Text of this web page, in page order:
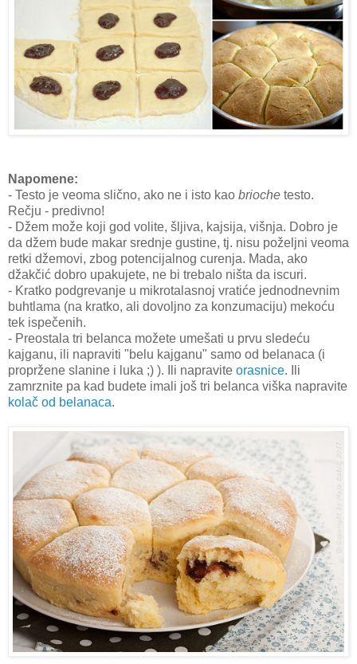
Napomene:
- Testo je veoma slično, ako ne i isto kao brioche testo.
Rečju - predivno!
- Džem može koji god volite, šljiva, kajsija, višnja. Dobro je
da džem bude makar srednje gustine, tj. nisu poželjni veoma
retki džemovi, zbog potencijalnog curenja. Mada, ako
džakčić dobro upakujete, ne bi trebalo ništa da iscuri.
- Kratko podgrevanje u mikrotalasnoj vratiće jednodnevnim
buhtlama (na kratko, ali dovoljno za konzumaciju) mekoću
tek ispečenih.
- Preostala tri belanca možete umešati u prvu sledeću
kajganu, ili napraviti "belu kajganu" samo od belanaca (i
propržene slanine i luka ;) ). Ili napravite orasnice. Ili
zamrznite pa kad budete imali još tri belanca viška napravite
kolač od belanaca.